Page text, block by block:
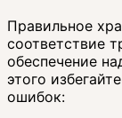
Правильное
соответствие
обеспечение
этого
ошибок: